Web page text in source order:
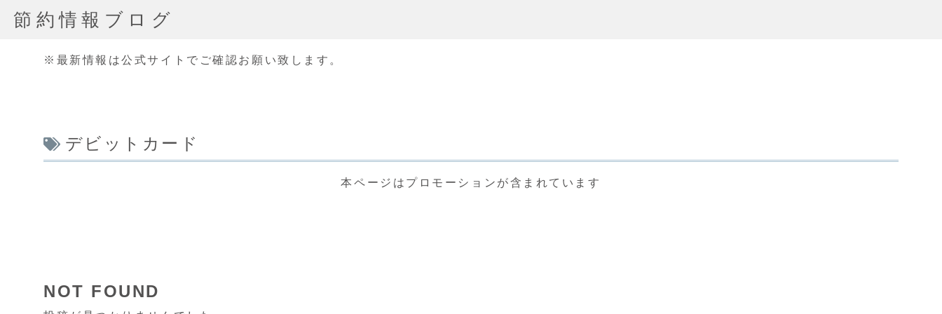
節約情報ブログ
※最新情報は公式サイトでご確認お願い致します。
デビットカード
本ページはプロモーションが含まれています
NOT FOUND